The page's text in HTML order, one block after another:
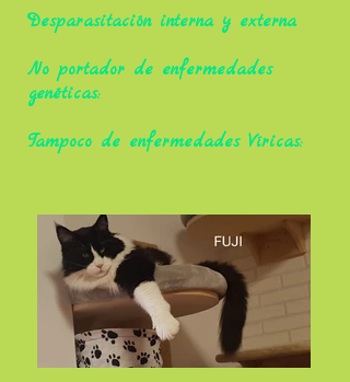
Desparasitación interna y externa
No portador de enfermedades
genéticas:
Tampoco de enfermedades Víricas: